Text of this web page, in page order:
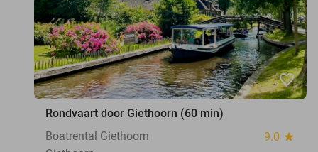
favorite_border
Rondvaart door Giethoorn (60 min)
Boatrental Giethoorn
9.0 star